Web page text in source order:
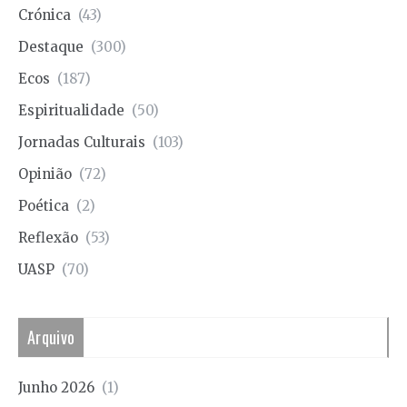
Crónica (43)
Destaque (300)
Ecos (187)
Espiritualidade (50)
Jornadas Culturais (103)
Opinião (72)
Poética (2)
Reflexão (53)
UASP (70)
Arquivo
Junho 2026 (1)